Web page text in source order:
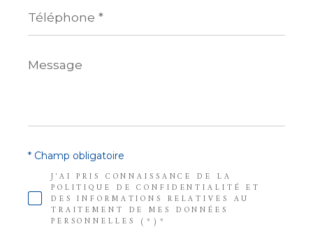
*
Message
*
J'AI PRIS CONNAISSANCE DE LA
POLITIQUE DE CONFIDENTIALITÉ ET
DES INFORMATIONS RELATIVES AU
TRAITEMENT DE MES DONNÉES
PERSONNELLES (*)*
* Champ obligatoire